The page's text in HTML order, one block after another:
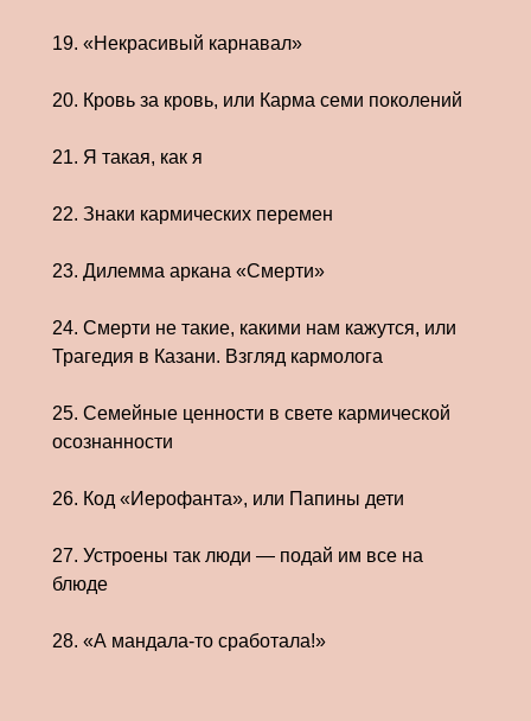
19. «Некрасивый карнавал»
20. Кровь за кровь, или Карма семи поколений
21. Я такая, как я
22. Знаки кармических перемен
23. Дилемма аркана «Смерти»
24. Смерти не такие, какими нам кажутся, или
Трагедия в Казани. Взгляд кармолога
25. Семейные ценности в свете кармической
осознанности
26. Код «Иерофанта», или Папины дети
27. Устроены так люди — подай им все на
блюде
28. «А мандала-то сработала!»